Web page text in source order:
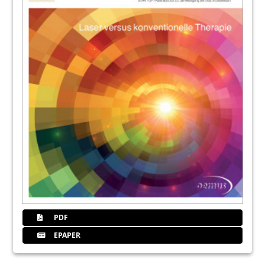
Dr. Thorsten Kuypers, M.Sc./Köln
13Legen Sie jetzt den Grundstein für eine
erfolgreiche Zukunft!
16 Risikoläsionen der
Mundhöhlenschleimhaut - Ein Einsatz für
den Laser
Dr. Sandro A. Halbritter, Priv.-Doz. Dr. Michael M.
Bornstein/Bern, Dr. Peter Spieler/St. Gallen
Handbuch Laserzahnheilkunde
22Noch ohne Laser? Der Dioden- und
Therapielaser - ein Anwenderbericht
Dr. med. Frank Wolfgang Förster/Berlin
26Der Er:YAG-Laser in Theorie und Praxis
Dr. Thorsten Kleinert/Berlin
PDF
EPAPER